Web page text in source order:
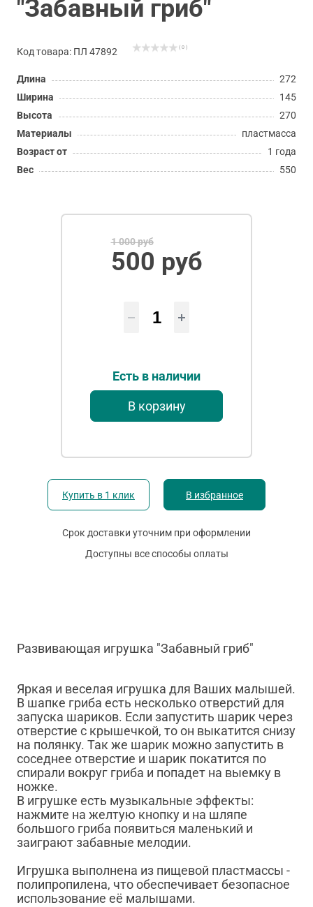
"Забавный гриб"
Код товара: ПЛ 47892 ( 0 )
Длина
272
Ширина
145
Высота
270
Материалы
пластмасса
Возраст от
1 года
Вес
550
1 000 руб
500 руб
Есть в наличии
В корзину
Купить в 1 клик В избранное
Срок доставки уточним при оформлении
Доступны все способы оплаты
Развивающая игрушка "Забавный гриб"
Яркая и веселая игрушка для Ваших малышей.
В шапке гриба есть несколько отверстий для
запуска шариков. Если запустить шарик через
отверстие с крышечкой, то он выкатится снизу
на полянку. Так же шарик можно запустить в
соседнее отверстие и шарик покатится по
спирали вокруг гриба и попадет на выемку в
ножке.
В игрушке есть музыкальные эффекты:
нажмите на желтую кнопку и на шляпе
большого гриба появиться маленький и
заиграют забавные мелодии.
Игрушка выполнена из пищевой пластмассы -
полипропилена, что обеспечивает безопасное
использование её малышами.